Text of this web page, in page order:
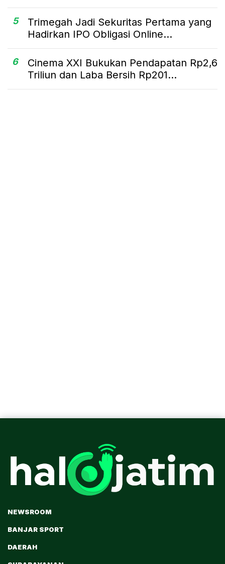
5
Trimegah Jadi Sekuritas Pertama yang
Hadirkan IPO Obligasi Online...
6
Cinema XXI Bukukan Pendapatan Rp2,6
Triliun dan Laba Bersih Rp201...
NEWSROOM
BANJAR SPORT
DAERAH